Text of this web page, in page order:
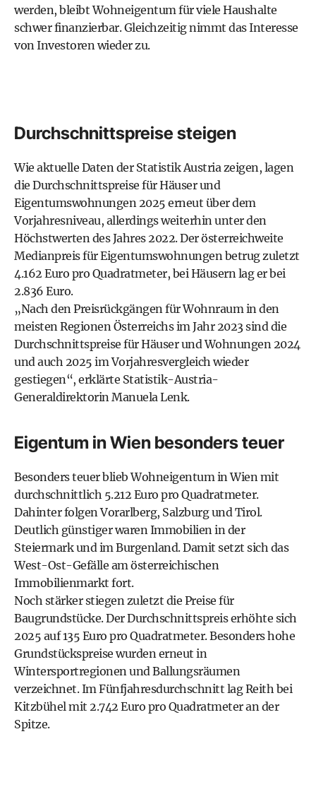
werden, bleibt Wohneigentum für viele Haushalte
schwer finanzierbar. Gleichzeitig nimmt das Interesse
von Investoren wieder zu.
Durchschnittspreise steigen
Wie aktuelle Daten der Statistik Austria zeigen, lagen
die Durchschnittspreise für Häuser und
Eigentumswohnungen 2025 erneut über dem
Vorjahresniveau, allerdings weiterhin unter den
Höchstwerten des Jahres 2022. Der österreichweite
Medianpreis für Eigentumswohnungen betrug zuletzt
4.162 Euro pro Quadratmeter, bei Häusern lag er bei
2.836 Euro.
„Nach den Preisrückgängen für Wohnraum in den
meisten Regionen Österreichs im Jahr 2023 sind die
Durchschnittspreise für Häuser und Wohnungen 2024
und auch 2025 im Vorjahresvergleich wieder
gestiegen“, erklärte Statistik-Austria-
Generaldirektorin Manuela Lenk.
Eigentum in Wien besonders teuer
Besonders teuer blieb Wohneigentum in Wien mit
durchschnittlich 5.212 Euro pro Quadratmeter.
Dahinter folgen Vorarlberg, Salzburg und Tirol.
Deutlich günstiger waren Immobilien in der
Steiermark und im Burgenland. Damit setzt sich das
West-Ost-Gefälle am österreichischen
Immobilienmarkt fort.
Noch stärker stiegen zuletzt die Preise für
Baugrundstücke. Der Durchschnittspreis erhöhte sich
2025 auf 135 Euro pro Quadratmeter. Besonders hohe
Grundstückspreise wurden erneut in
Wintersportregionen und Ballungsräumen
verzeichnet. Im Fünfjahresdurchschnitt lag Reith bei
Kitzbühel mit 2.742 Euro pro Quadratmeter an der
Spitze.